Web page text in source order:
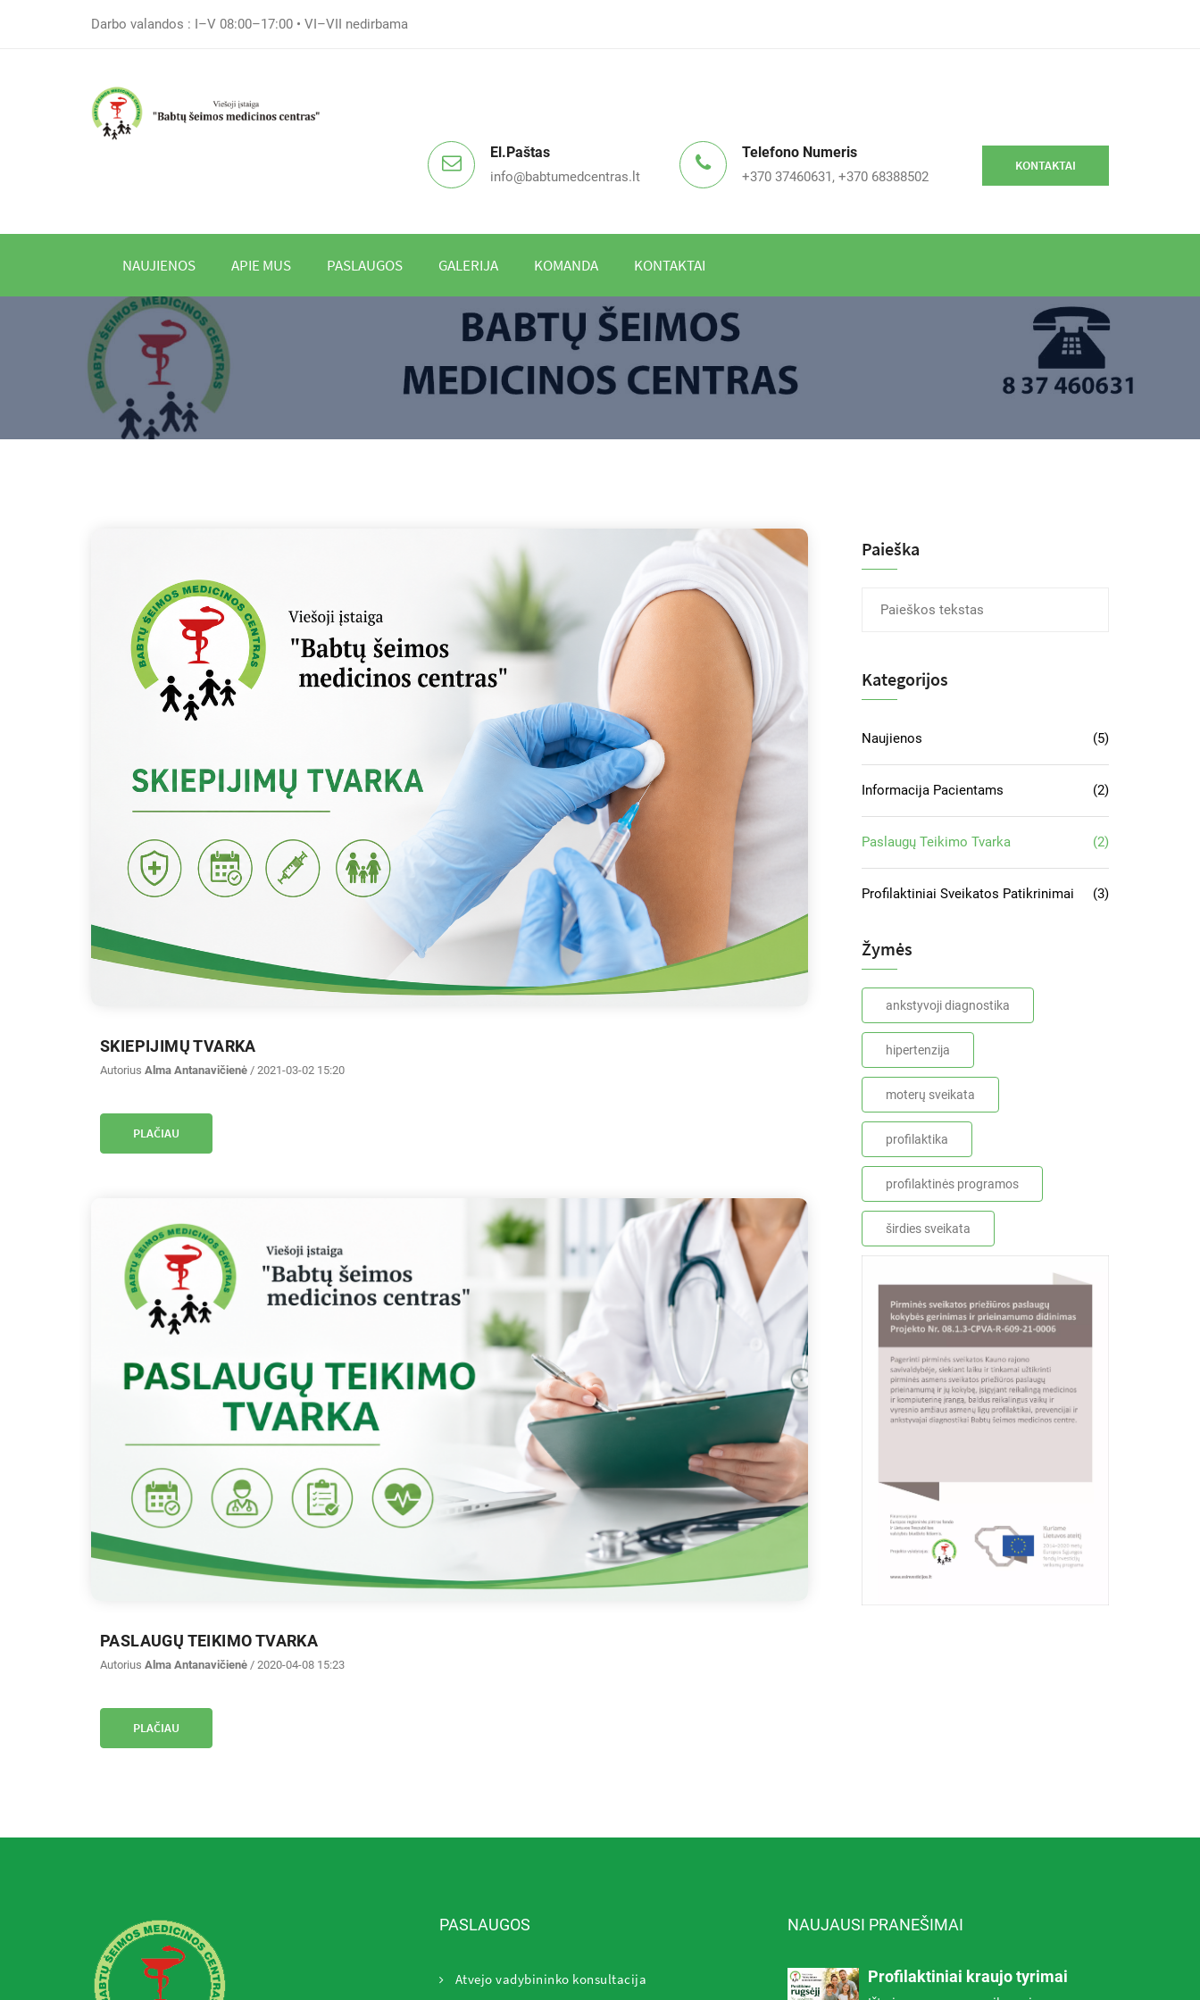
Darbo valandos : I–V 08:00–17:00 • VI–VII nedirbama
El.paštas
info@babtumedcentras.lt
Telefono Numeris
+370 37460631, +370 68388502
KONTAKTAI
NAUJIENOS APIE MUS PASLAUGOS GALERIJA KOMANDA KONTAKTAI
SKIEPIJIMŲ TVARKA
Autorius Alma Antanavičienė / 2021-03-02 15:20
PLAČIAU
PASLAUGŲ TEIKIMO TVARKA
Autorius Alma Antanavičienė / 2020-04-08 15:23
PLAČIAU
Paieška
Kategorijos
Naujienos (5)
Informacija Pacientams (2)
Paslaugų Teikimo Tvarka (2)
Profilaktiniai Sveikatos Patikrinimai (3)
Žymės
ankstyvoji diagnostika
hipertenzija
moterų sveikata
profilaktika
profilaktinės programos
širdies sveikata
PASLAUGOS
Atvejo vadybininko konsultacija
NAUJAUSI PRANEŠIMAI
Profilaktiniai kraujo tyrimai